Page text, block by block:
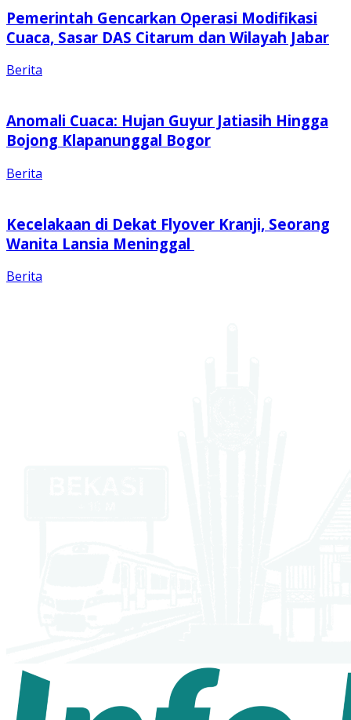
Pemerintah Gencarkan Operasi Modifikasi
Cuaca, Sasar DAS Citarum dan Wilayah Jabar
Berita
Anomali Cuaca: Hujan Guyur Jatiasih Hingga
Bojong Klapanunggal Bogor
Berita
Kecelakaan di Dekat Flyover Kranji, Seorang
Wanita Lansia Meninggal
Berita